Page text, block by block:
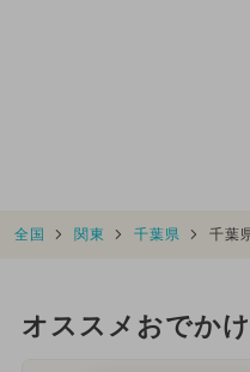
全国 関東 千葉県 千葉
オススメおでか